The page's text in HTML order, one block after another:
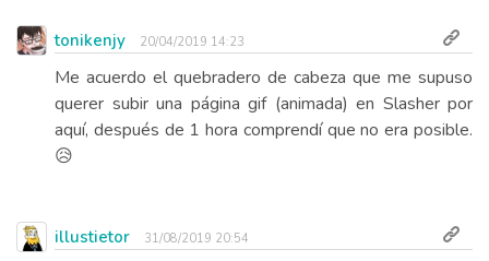
tonikenjy 20/04/2019 14:23
Me acuerdo el quebradero de cabeza que me supuso
querer subir una página gif (animada) en Slasher por
aquí, después de 1 hora comprendí que no era posible.
😥
illustietor 31/08/2019 20:54